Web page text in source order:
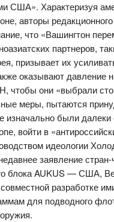
США». Характеризуя
авторы
что «Вашингтон
партнеров,
призывает их
оказывают давление
чтобы они «выбрали
меры, пытаются
изначально были далеки
войти в
идеологии
заявление стран-
блока AUKUS — США,
разработке
для подводного